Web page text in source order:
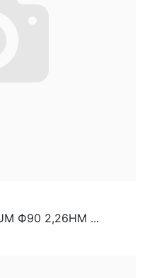
Ф90 2,26НМ ...